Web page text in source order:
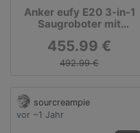
Anker eufy E20 3-in-1
Saugroboter mit
n schwarz
455.99 €
492.99 €
sourcreampie
vor ~1 Jahr